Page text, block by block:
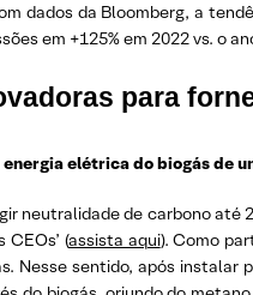
dados da Bloomberg, a
em +125% em 2022 vs. o
para
elétrica do biogás de
neutralidade de carbono
CEOs’ (assista aqui). Como
Nesse sentido, após